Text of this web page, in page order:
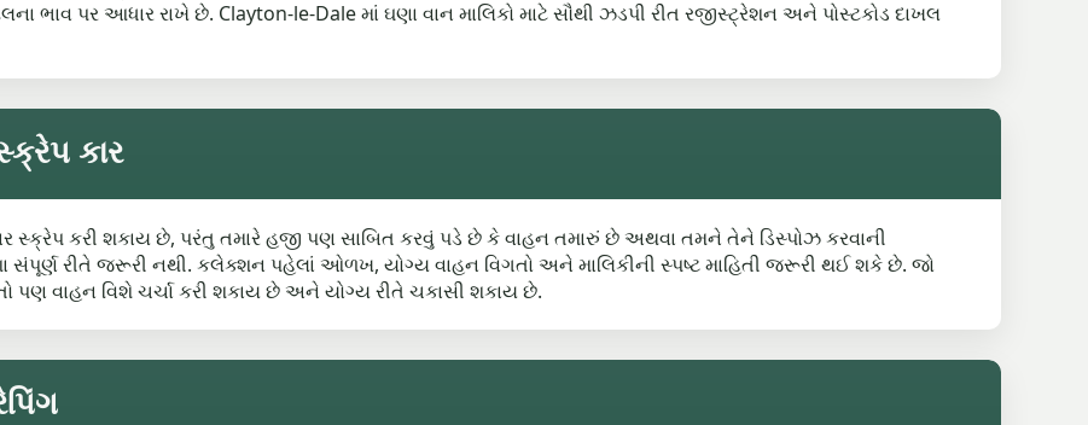
ભાવ પર આધાર રાખે છે. Clayton-le-Dale માં ઘણા વાન માલિકો માટે સૌથી ઝડપી રીત રજીસ્ટ્રેશન અને પોસ્ટકોડ દાખલ
કાર
સ્ક્રેપ કરી શકાય છે, પરંતુ તમારે હજી પણ સાબિત કરવું પડે છે કે વાહન તમારું છે અથવા તમને તેને ડિસ્પોઝ કરવાની
રીતે જરૂરી નથી. કલેક્શન પહેલાં ઓળખ, યોગ્ય વાહન વિગતો અને માલિકીની સ્પષ્ટ માહિતી જરૂરી થઈ શકે છે. જો
વાહન વિશે ચર્ચા કરી શકાય છે અને યોગ્ય રીતે ચકાસી શકાય છે.